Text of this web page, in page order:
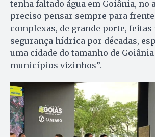
tenha faltado água em Goiânia, no
preciso pensar sempre para
complexas, de grande porte, feitas
segurança hídrica por décadas,
uma cidade do tamanho de
municípios vizinhos”.